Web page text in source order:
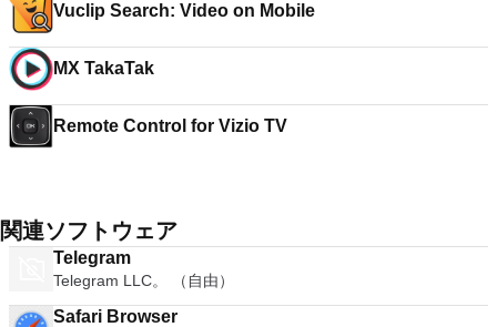
Vuclip Search: Video on Mobile
MX TakaTak
Remote Control for Vizio TV
関連ソフトウェア
Telegram
Telegram LLC。 （自由）
Safari Browser